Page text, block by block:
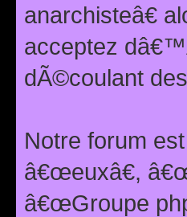
anarchisteâ€
acceptez
dÃ©coulant
Notre forum
â€œeuxâ€,
â€œGroupe